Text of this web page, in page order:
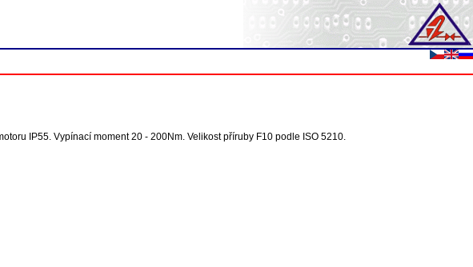
IP55. Vypínací moment 20 - 200Nm. Velikost příruby F10 podle ISO 5210.